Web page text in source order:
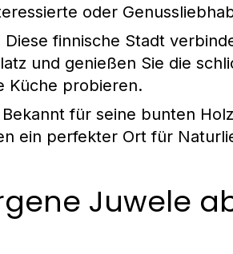
oder
Diese finnische Stadt
und genießen Sie die
Küche probieren.
Bekannt für seine bunten
ein perfekter Ort für
Juwele